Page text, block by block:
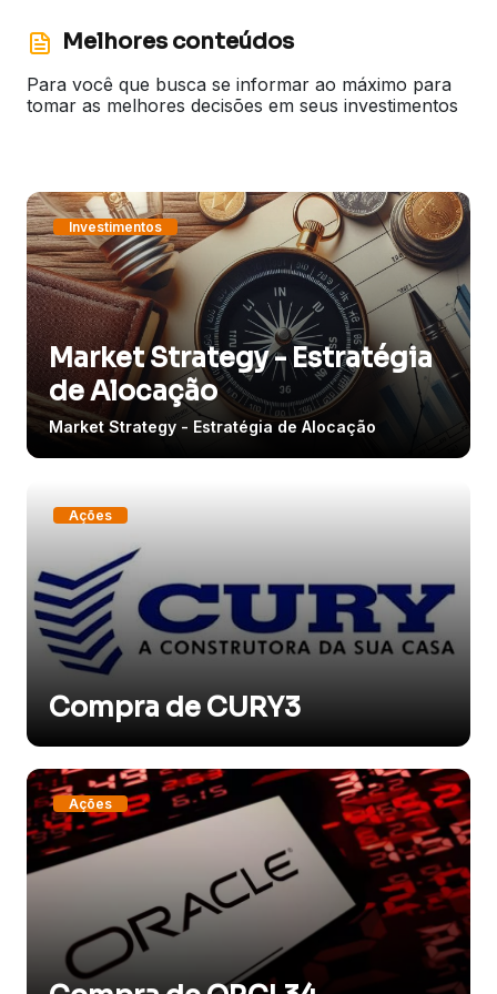
Melhores conteúdos
Para você que busca se informar ao máximo para
tomar as melhores decisões em seus investimentos
Investimentos
Market Strategy - Estratégia
de Alocação
Market Strategy - Estratégia de Alocação
Ações
Compra de CURY3
Ações